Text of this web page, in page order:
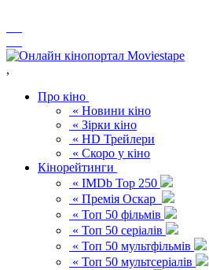
,
Про кіно
« Новини кіно
« Зірки кіно
« HD Трейлери
« Скоро у кіно
Кінорейтинги
« IMDb Top 250
« Премія Оскар
« Топ 50 фільмів
« Топ 50 серіалів
« Топ 50 мультфільмів
« Топ 50 мультсеріалів